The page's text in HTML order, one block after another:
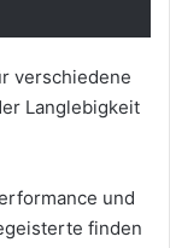
verschiedene
Langlebigkeit
und
finden